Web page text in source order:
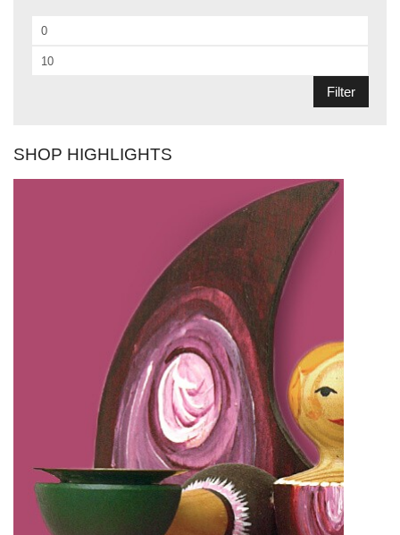
KONTAKT
IMPRESSUM
Min.
Preis
Max.
Filter
SHOP HIGHLIGHTS